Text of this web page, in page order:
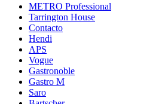
METRO Professional
Tarrington House
Contacto
Hendi
APS
Vogue
Gastronoble
Gastro M
Saro